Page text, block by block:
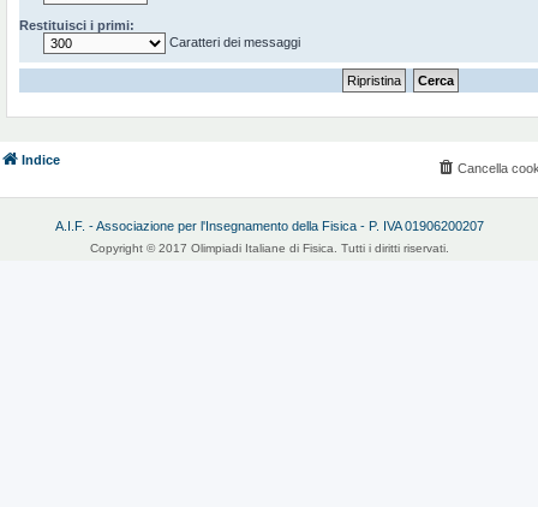
Restituisci i primi:
Caratteri dei messaggi
Indice
Cancella
A.I.F. - Associazione per l'Insegnamento della Fisica - P. IVA 01906200207
Copyright © 2017 Olimpiadi Italiane di Fisica. Tutti i diritti riservati.